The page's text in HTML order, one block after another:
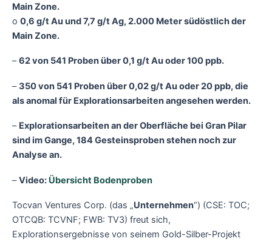
Main Zone.
o 0,6 g/t Au und 7,7 g/t Ag, 2.000 Meter südöstlich der
Main Zone.
–62 von 541 Proben über 0,1 g/t Au oder 100 ppb.
–350 von 541 Proben über 0,02 g/t Au oder 20 ppb, die
als anomal für Explorationsarbeiten angesehen werden.
– Explorationsarbeiten an der Oberfläche bei Gran Pilar
sind im Gange, 184 Gesteinsproben stehen noch zur
Analyse an.
–Video: Übersicht Bodenproben
Tocvan Ventures Corp. (das „Unternehmen“) (CSE: TOC;
OTCQB: TCVNF; FWB: TV3) freut sich,
Explorationsergebnisse von seinem Gold-Silber-Projekt